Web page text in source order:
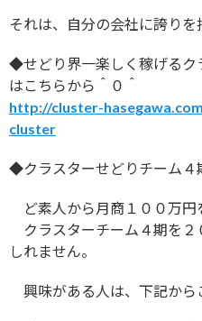
それは、自分の会社に誇り
◆せどり界一楽しく稼げるク
はこちらから＾０＾
http://cluster-
cluster
◆クラスターせどりチーム
ど素人から月商１００万円
クラスターチーム４期を２
しれません。
興味がある人は、下記から